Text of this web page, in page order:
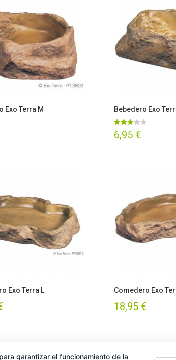
Exo Terra M Bebedero Exo
Valorado
con
6,95 €
Exo Terra L Comedero Exo
18,95 €
garantizar el funcionamiento de la